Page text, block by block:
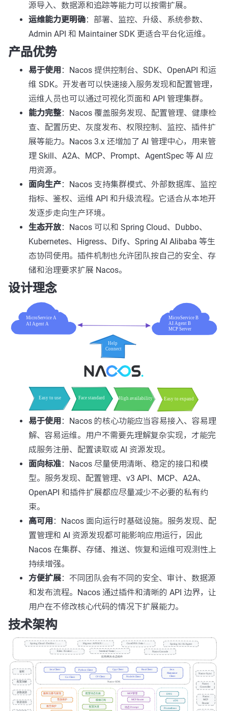
源导入、数据源和追踪等能力可以按需扩展。
运维能力更明确：部署、监控、升级、系统参数、
Admin API 和 Maintainer SDK 更适合平台化运维。
产品优势
易于使用 ：Nacos 提供控制台、SDK、OpenAPI 和运
维 SDK。开发者可以快速接入服务发现和配置管理，
运维人员也可以通过可视化页面和 API 管理集群。
能力完整：Nacos 覆盖服务发现、配置管理、健康检
查、配置历史、灰度发布、权限控制、监控、插件扩
展等能力。Nacos 3.x 还增加了 AI 管理中心，用来管
理 Skill、A2A、MCP、Prompt、AgentSpec 等 AI 应
用资源。
面向生产：Nacos 支持集群模式、外部数据库、监控
指标、鉴权、运维 API 和升级流程。它适合从本地开
发逐步走向生产环境。
生态开放：Nacos 可以和 Spring Cloud、Dubbo、
Kubernetes、Higress、Dify、Spring AI Alibaba 等生
态协同使用。插件机制也允许团队按自己的安全、存
储和治理要求扩展 Nacos。
设计理念
易于使用 ：Nacos 的核心功能应当容易接入、容易理
解、容易运维。用户不需要先理解复杂实现，才能完
成服务注册、配置读取或 AI 资源发现。
面向标准：Nacos 尽量使用清晰、稳定的接口和模
型。服务发现、配置管理、v3 API、MCP、A2A、
OpenAPI 和插件扩展都应尽量减少不必要的私有约
束。
高可用 ：Nacos 面向运行时基础设施。服务发现、配
置管理和 AI 资源发现都可能影响应用运行，因此
Nacos 在集群、存储、推送、恢复和运维可观测性上
持续增强。
方便扩展：不同团队会有不同的安全、审计、数据源
和发布流程。Nacos 通过插件和清晰的 API 边界，让
用户在不修改核心代码的情况下扩展能力。
技术架构